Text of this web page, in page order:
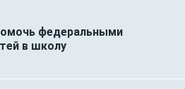
федеральными
в школу